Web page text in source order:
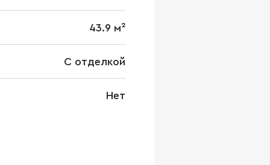
43.9 м²
С отделкой
Нет